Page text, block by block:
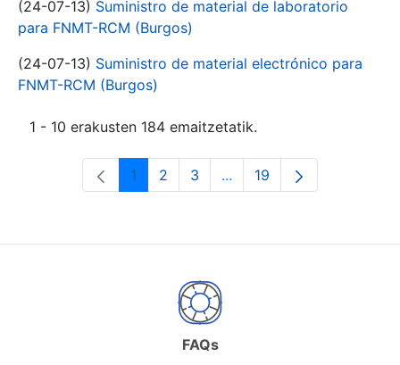
(24-07-13) Suministro de material de laboratorio
para FNMT-RCM (Burgos)
(24-07-13) Suministro de material electrónico para
FNMT-RCM (Burgos)
1 - 10 erakusten 184 emaitzetatik.
Orrialdea
1 Orrialdea
2 Orrialdea
3 ...Intermediate Pages Use
Orrialdea
19
FAQs